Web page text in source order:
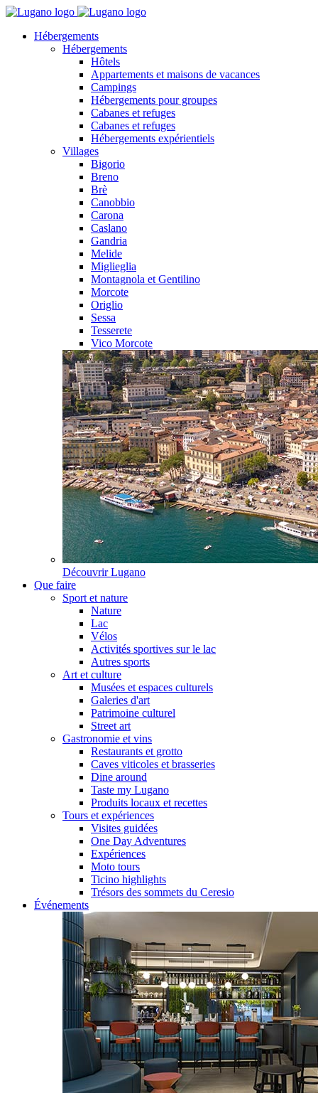
Hébergements
Hébergements
Hôtels
Appartements et maisons de vacances
Campings
Hébergements pour groupes
Cabanes et refuges
Cabanes et refuges
Hébergements expérientiels
Villages
Bigorio
Breno
Brè
Canobbio
Carona
Caslano
Gandria
Melide
Miglieglia
Montagnola et Gentilino
Morcote
Origlio
Sessa
Tesserete
Vico Morcote
Découvrir Lugano
Que faire
Sport et nature
Nature
Lac
Vélos
Activités sportives sur le lac
Autres sports
Art et culture
Musées et espaces culturels
Galeries d'art
Patrimoine culturel
Street art
Gastronomie et vins
Restaurants et grotto
Caves viticoles et brasseries
Dine around
Taste my Lugano
Produits locaux et recettes
Tours et expériences
Visites guidées
One Day Adventures
Expériences
Moto tours
Ticino highlights
Trésors des sommets du Ceresio
Événements